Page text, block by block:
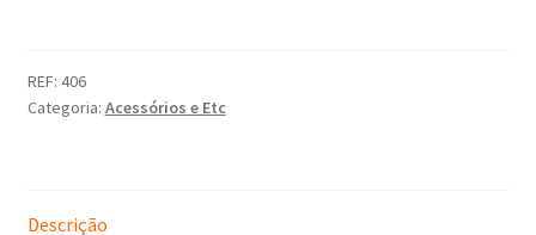
REF: 406
Categoria: Acessórios e Etc
Descrição